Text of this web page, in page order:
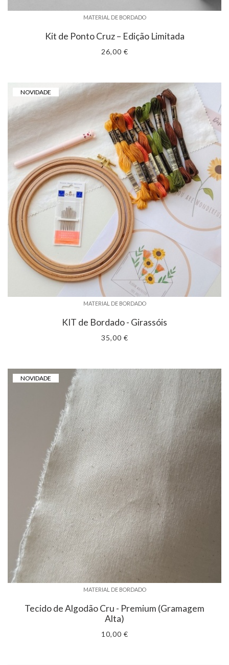
MATERIAL DE BORDADO
Kit de Ponto Cruz – Edição Limitada
26,00 €
NOVIDADE
MATERIAL DE BORDADO
KIT de Bordado - Girassóis
35,00 €
NOVIDADE
MATERIAL DE BORDADO
Tecido de Algodão Cru - Premium (Gramagem
Alta)
10,00 €